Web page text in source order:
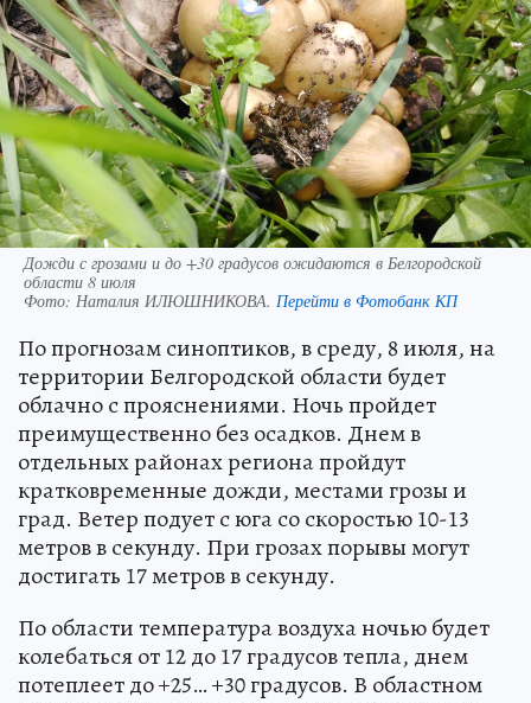
Дожди с грозами и до +30 градусов ожидаются в Белгородской
области 8 июля
Фото: Наталия ИЛЮШНИКОВА. Перейти в Фотобанк КП
По прогнозам синоптиков, в среду, 8 июля, на
территории Белгородской области будет
облачно с прояснениями. Ночь пройдет
преимущественно без осадков. Днем в
отдельных районах региона пройдут
кратковременные дожди, местами грозы и
град. Ветер подует с юга со скоростью 10-13
метров в секунду. При грозах порывы могут
достигать 17 метров в секунду.
По области температура воздуха ночью будет
колебаться от 12 до 17 градусов тепла, днем
потеплеет до +25… +30 градусов. В областном